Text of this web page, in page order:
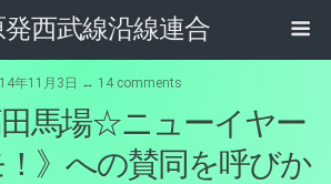
発西武線沿線連合
年11月3日 ↔ 14 comments
田馬場☆ニューイヤー
》への賛同を呼びか